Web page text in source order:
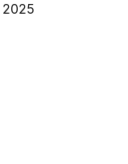
2025